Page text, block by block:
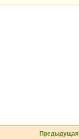
Предыдущая